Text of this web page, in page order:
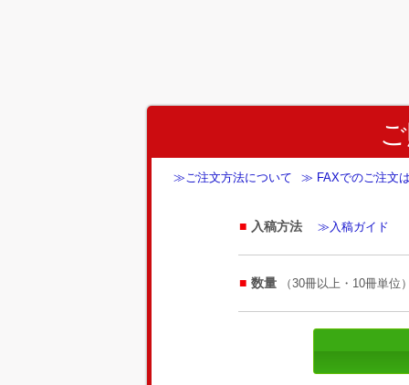
≫ご注文方法について ≫ FAXでのご注文
入稿方法 ≫入稿ガイド
数量 （30冊以上・10冊単位